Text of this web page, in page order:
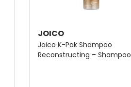
JOICO
Joico K-Pak Shampoo
Reconstructing – Shampoo